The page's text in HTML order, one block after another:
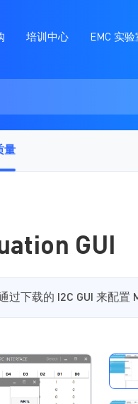
培训中心 EMC 实验
量
GUI
下载的 I2C GUI 来配置